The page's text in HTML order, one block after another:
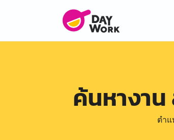
ค้นหางา
ตำ